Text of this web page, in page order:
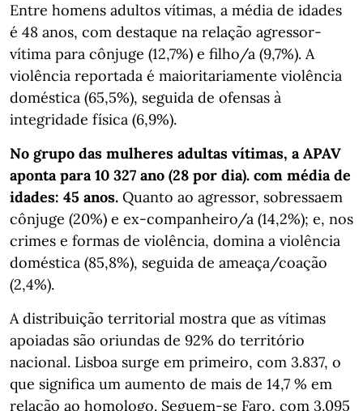
Entre homens adultos vítimas, a média de idades
é 48 anos, com destaque na relação agressor-
vítima para cônjuge (12,7%) e filho/a (9,7%). A
violência reportada é maioritariamente violência
doméstica (65,5%), seguida de ofensas à
integridade física (6,9%).
No grupo das mulheres adultas vítimas, a APAV
aponta para 10 327 ano (28 por dia). com média de
idades: 45 anos. Quanto ao agressor, sobressaem
cônjuge (20%) e ex-companheiro/a (14,2%); e, nos
crimes e formas de violência, domina a violência
doméstica (85,8%), seguida de ameaça/coação
(2,4%).
A distribuição territorial mostra que as vítimas
apoiadas são oriundas de 92% do território
nacional. Lisboa surge em primeiro, com 3.837, o
que significa um aumento de mais de 14,7 % em
relação ao homologo. Seguem-se Faro, com 3.095